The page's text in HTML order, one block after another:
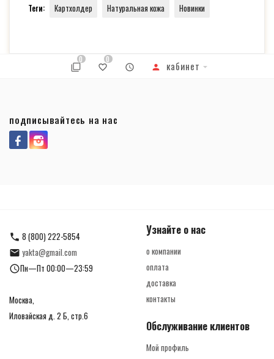
Теги: Картхолдер Натуральная кожа Новинки
0 0 кабинет
подписывайтесь на нас
8 (800) 222-5854
yakta@gmail.com
Пн—Пт 00:00—23:59
Москва,
Иловайская д. 2 Б, стр.6
Узнайте о нас
о компании
оплата
доставка
контакты
Обслуживание клиентов
Мой профиль